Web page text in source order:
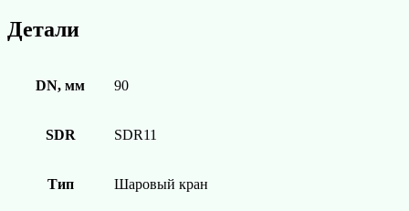
Детали
DN, мм 90
SDR SDR11
Тип Шаровый кран